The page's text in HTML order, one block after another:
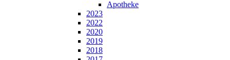
Apotheke
2023
2022
2020
2019
2018